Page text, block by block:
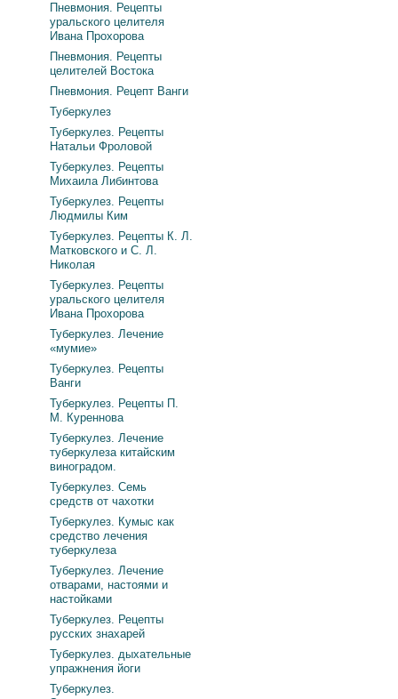
Пневмония. Рецепты
уральского целителя
Ивана Прохорова
Пневмония. Рецепты
целителей Востока
Пневмония. Рецепт Ванги
Туберкулез
Туберкулез. Рецепты
Натальи Фроловой
Туберкулез. Рецепты
Михаила Либинтова
Туберкулез. Рецепты
Людмилы Ким
Туберкулез. Рецепты К. Л.
Матковского и С. Л.
Николая
Туберкулез. Рецепты
уральского целителя
Ивана Прохорова
Туберкулез. Лечение
«мумие»
Туберкулез. Рецепты
Ванги
Туберкулез. Рецепты П.
М. Куреннова
Туберкулез. Лечение
туберкулеза китайским
виноградом.
Туберкулез. Семь
средств от чахотки
Туберкулез. Кумыс как
средство лечения
туберкулеза
Туберкулез. Лечение
отварами, настоями и
настойками
Туберкулез. Рецепты
русских знахарей
Туберкулез. дыхательные
упражнения йоги
Туберкулез.